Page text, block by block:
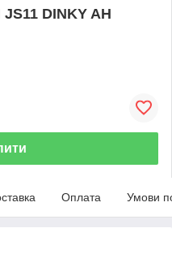
JS11 DINKY AH
Оплата Умови